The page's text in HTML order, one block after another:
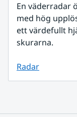
En väderradar
med hög
ett värdefullt
skurarna.
Radar